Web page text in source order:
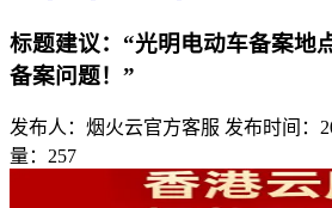
标题建议：“光明电动车备案地
备案问题！”
发布人：烟火云官方客服 发布时间：
量：257